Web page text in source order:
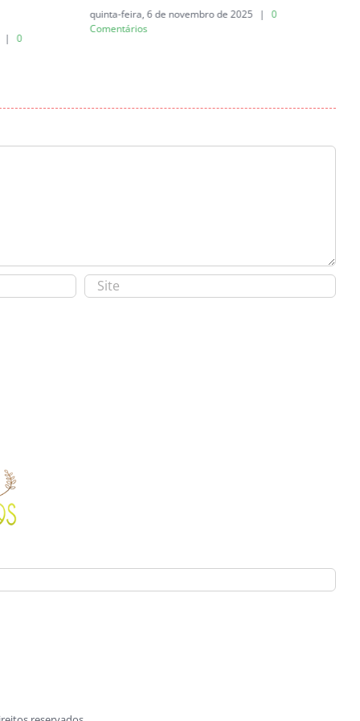
|
0
quinta-feira, 6 de novembro de 2025 |
0
Comentários